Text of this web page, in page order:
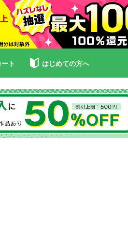
ート はじめての方へ